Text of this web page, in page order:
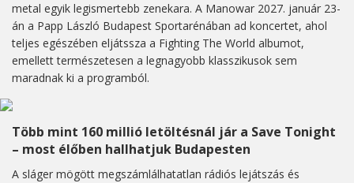
metal egyik legismertebb zenekara. A Manowar 2027. január 23-
án a Papp László Budapest Sportarénában ad koncertet, ahol
teljes egészében eljátssza a Fighting The World albumot,
emellett természetesen a legnagyobb klasszikusok sem
maradnak ki a programból.
Több mint 160 millió letöltésnál jár a Save Tonight
– most élőben hallhatjuk Budapesten
A sláger mögött megszámlálhatatlan rádiós lejátszás és